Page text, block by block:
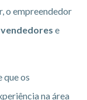
o empreendedor
vendedores e
que os
na área